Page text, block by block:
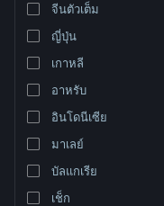
เปลี่ยนภาษา
รับแอป Steam แบบพกพา
ชมเว็บไซต์สำหรับเดสก์ท็อป
จีนตัวเต็ม
ญี่ปุ่น
เกาหลี
อาหรับ
อินโดนีเซีย
มาเลย์
บัลแกเรีย
เช็ก
0 ผลลัพธ์ตรงกับที่คุณค้นหา 1
แต่งของคุณ